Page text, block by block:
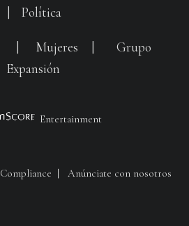
Política
Mujeres
Grupo
Expansión
Entertainment
Compliance Anúnciate con nosotros